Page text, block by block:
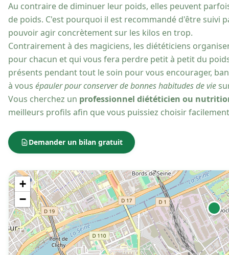
Au contraire de diminuer leur poids, elles peuvent
de poids. C'est pourquoi il est recommandé d'être suivi
pouvoir agir concrètement sur les kilos en trop.
Contrairement à des magiciens, les diététiciens
pour chacun et qui vous fera perdre petit à petit du
présents pendant tout le soin pour vous encourager,
à vous épauler pour conserver de bonnes habitudes de vie
Vous cherchez un professionnel diététicien ou
meilleurs profils afin que vous puissiez choisir
Demander un bilan gratuit
+
−